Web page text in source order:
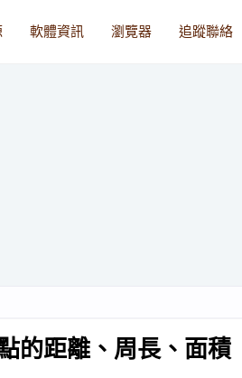
軟體資訊 瀏覽器 追蹤聯絡
的距離、周長、面積